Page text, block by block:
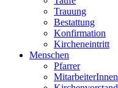
Trauung
Bestattung
Konfirmation
Kircheneintritt
Menschen
Pfarrer
MitarbeiterInnen